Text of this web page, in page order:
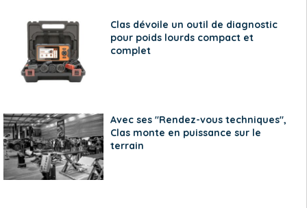
Clas dévoile un outil de diagnostic
pour poids lourds compact et
complet
Avec ses "Rendez-vous techniques",
Clas monte en puissance sur le
terrain